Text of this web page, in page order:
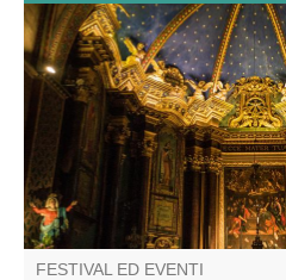
Partez à la découverte de la
l’Assomption lors d’une visite
conçue pour les groupes. En
son histoire, ses décors et les
marqué la vie de la cité.
FESTIVAL ED EVENTI